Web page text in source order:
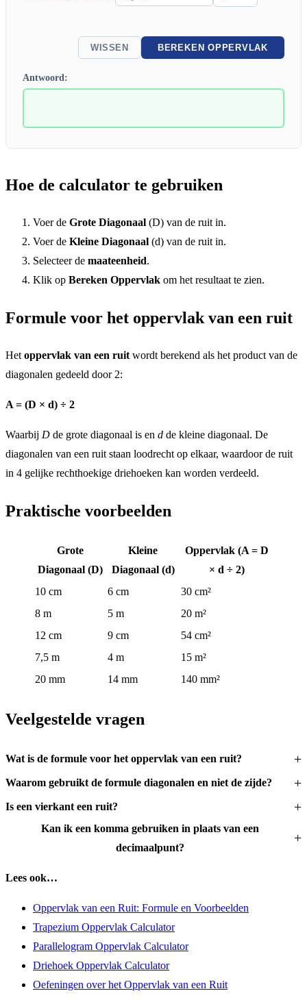
WISSEN BEREKEN OPPERVLAK
Antwoord:
Hoe de calculator te gebruiken
Voer de Grote Diagonaal (D) van de ruit in.
Voer de Kleine Diagonaal (d) van de ruit in.
Selecteer de maateenheid.
Klik op Bereken Oppervlak om het resultaat te zien.
Formule voor het oppervlak van een ruit
Het oppervlak van een ruit wordt berekend als het product van de
diagonalen gedeeld door 2:
A = (D × d) ÷ 2
Waarbij D de grote diagonaal is en d de kleine diagonaal. De
diagonalen van een ruit staan loodrecht op elkaar, waardoor de ruit
in 4 gelijke rechthoekige driehoeken kan worden verdeeld.
Praktische voorbeelden
Grote
Diagonaal (D)
Kleine
Diagonaal (d)
Oppervlak (A = D
× d ÷ 2)
10 cm
6 cm
30 cm²
8 m
5 m
20 m²
12 cm
9 cm
54 cm²
7,5 m
4 m
15 m²
20 mm
14 mm 140 mm²
Veelgestelde vragen
Wat is de formule voor het oppervlak van een ruit?
Waarom gebruikt de formule diagonalen en niet de zijde?
Is een vierkant een ruit?
Kan ik een komma gebruiken in plaats van een
decimaalpunt?
Lees ook…
Oppervlak van een Ruit: Formule en Voorbeelden
Trapezium Oppervlak Calculator
Parallelogram Oppervlak Calculator
Driehoek Oppervlak Calculator
Oefeningen over het Oppervlak van een Ruit